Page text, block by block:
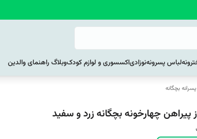
لباس پسرونهنوزادیاکسسوری و لوازم کودکوبلاگ راهنمای والدین
بچگانه
پیراهن چهارخونه بچگانه زرد و سفید